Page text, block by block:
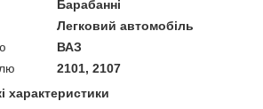
Барабанні
Легковий автомобіль
ВАЗ
2101, 2107
характеристики